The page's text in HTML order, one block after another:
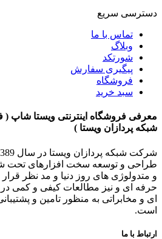
دسترسی سریع
تماس با ما
وبلاگ
شورتکد
پیگیری سفارش
فروشگاه
سبد خرید
معرفی فروشگاه اینترنتی ویستا شاپ (
شبکه پردازان ویستا )
طراحی و توسعه سخت افزارهای تحت
و متدولوژی های روز دنیا و مد نظر
حرفه ای و نیز مطالعات کیفی و کمی
ای و مخابراتی به منظور تامین و
است.
ارتباط با ما